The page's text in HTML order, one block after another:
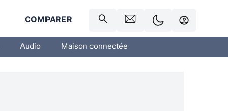
COMPARER
Audio Maison connectée